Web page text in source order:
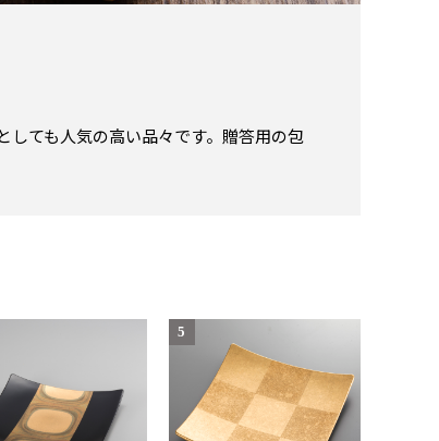
しても人気の高い品々です。贈答用の包